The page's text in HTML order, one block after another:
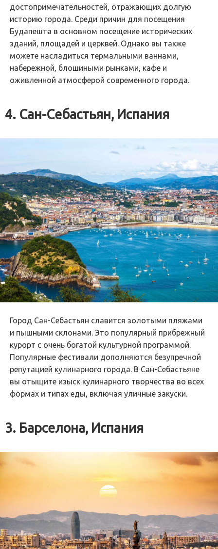
достопримечательностей, отражающих долгую
историю города. Среди причин для посещения
Будапешта в основном посещение исторических
зданий, площадей и церквей. Однако вы также
можете насладиться термальными ваннами,
набережной, блошиными рынками, кафе и
оживленной атмосферой современного города.
4. Сан-Себастьян, Испания
Город Сан-Себастьян славится золотыми пляжами
и пышными склонами. Это популярный прибрежный
курорт с очень богатой культурной программой.
Популярные фестивали дополняются безупречной
репутацией кулинарного города. В Сан-Себастьяне
вы отыщите изыск кулинарного творчества во всех
формах и типах еды, включая уличные закуски.
3. Барселона, Испания